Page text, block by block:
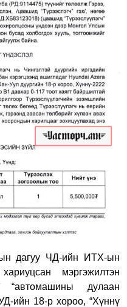
дагуу ЧД-ийн ИТХ-ын
мэргэжилтэн
“автомашины дулаан
ийн 18-р хороо, “Хүннү